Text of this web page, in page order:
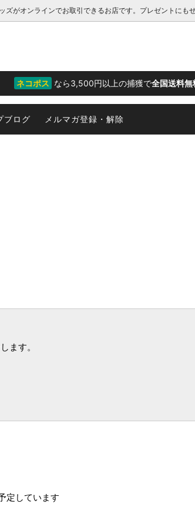
がオンラインでお取引できるお店です。プレゼントにも
ムシ
ビス一覧
ネコポス なら3,500円以上の捕獲で全国送料無
ブログ メルマガ登録・解除
ます。
定しています